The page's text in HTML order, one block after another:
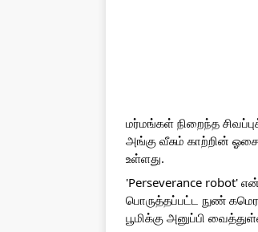
மர்மங்கள் நிறைந்த
அங்கு வீசும் காற்றின்
உள்ளது.
'Perseverance robot'
பொருத்தப்பட்ட நுண்
பூமிக்கு அனுப்பி